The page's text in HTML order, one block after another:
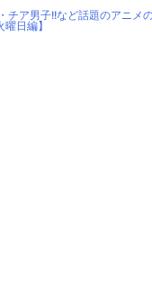
チア男子!!など話題のアニメ
日編】